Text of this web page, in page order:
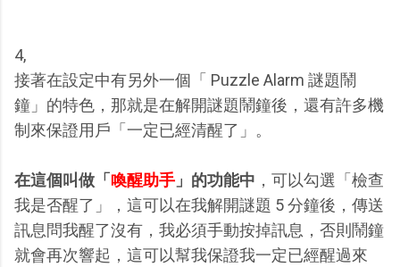
4,
接著在設定中有另外一個「 Puzzle Alarm 謎題鬧
鐘」的特色，那就是在解開謎題鬧鐘後，還有許多機
制來保證用戶「一定已經清醒了」。
在這個叫做「 喚醒助手 」的功能中 ，可以勾選「檢查
我是否醒了」，這可以在我解開謎題 5 分鐘後，傳送
訊息問我醒了沒有，我必須手動按掉訊息，否則鬧鐘
就會再次響起，這可以幫我保證我一定已經醒過來